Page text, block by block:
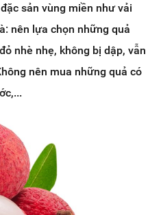
sản vùng miền như vải
nên lựa chọn những quả
nhè nhẹ, không bị dập, vẫn
nên mua những quả có